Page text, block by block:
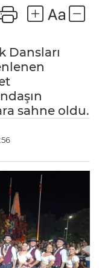
Dansları
sahne oldu.